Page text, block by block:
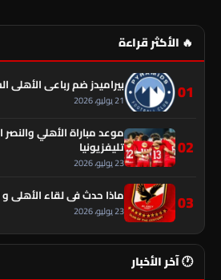
🔥 الأكثر قراءة
01 بيراميدز ضم رباعي الأهلي السابق
21 يوليو، 2026
02
موعد مباراة الأهلي
تليفزيونيا
23 يوليو، 2026
03 ماذا حدث في لقاء الأهلي و
23 يوليو، 2026
🕐 آخر الأخبار